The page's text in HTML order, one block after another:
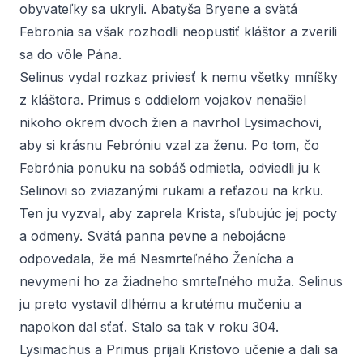
obyvateľky sa ukryli. Abatyša Bryene a svätá
Febronia sa však rozhodli neopustiť kláštor a zverili
sa do vôle Pána.
Selinus vydal rozkaz priviesť k nemu všetky mníšky
z kláštora. Primus s oddielom vojakov nenašiel
nikoho okrem dvoch žien a navrhol Lysimachovi,
aby si krásnu Febróniu vzal za ženu. Po tom, čo
Febrónia ponuku na sobáš odmietla, odviedli ju k
Selinovi so zviazanými rukami a reťazou na krku.
Ten ju vyzval, aby zaprela Krista, sľubujúc jej pocty
a odmeny. Svätá panna pevne a nebojácne
odpovedala, že má Nesmrteľného Ženícha a
nevymení ho za žiadneho smrteľného muža. Selinus
ju preto vystavil dlhému a krutému mučeniu a
napokon dal sťať. Stalo sa tak v roku 304.
Lysimachus a Primus prijali Kristovo učenie a dali sa